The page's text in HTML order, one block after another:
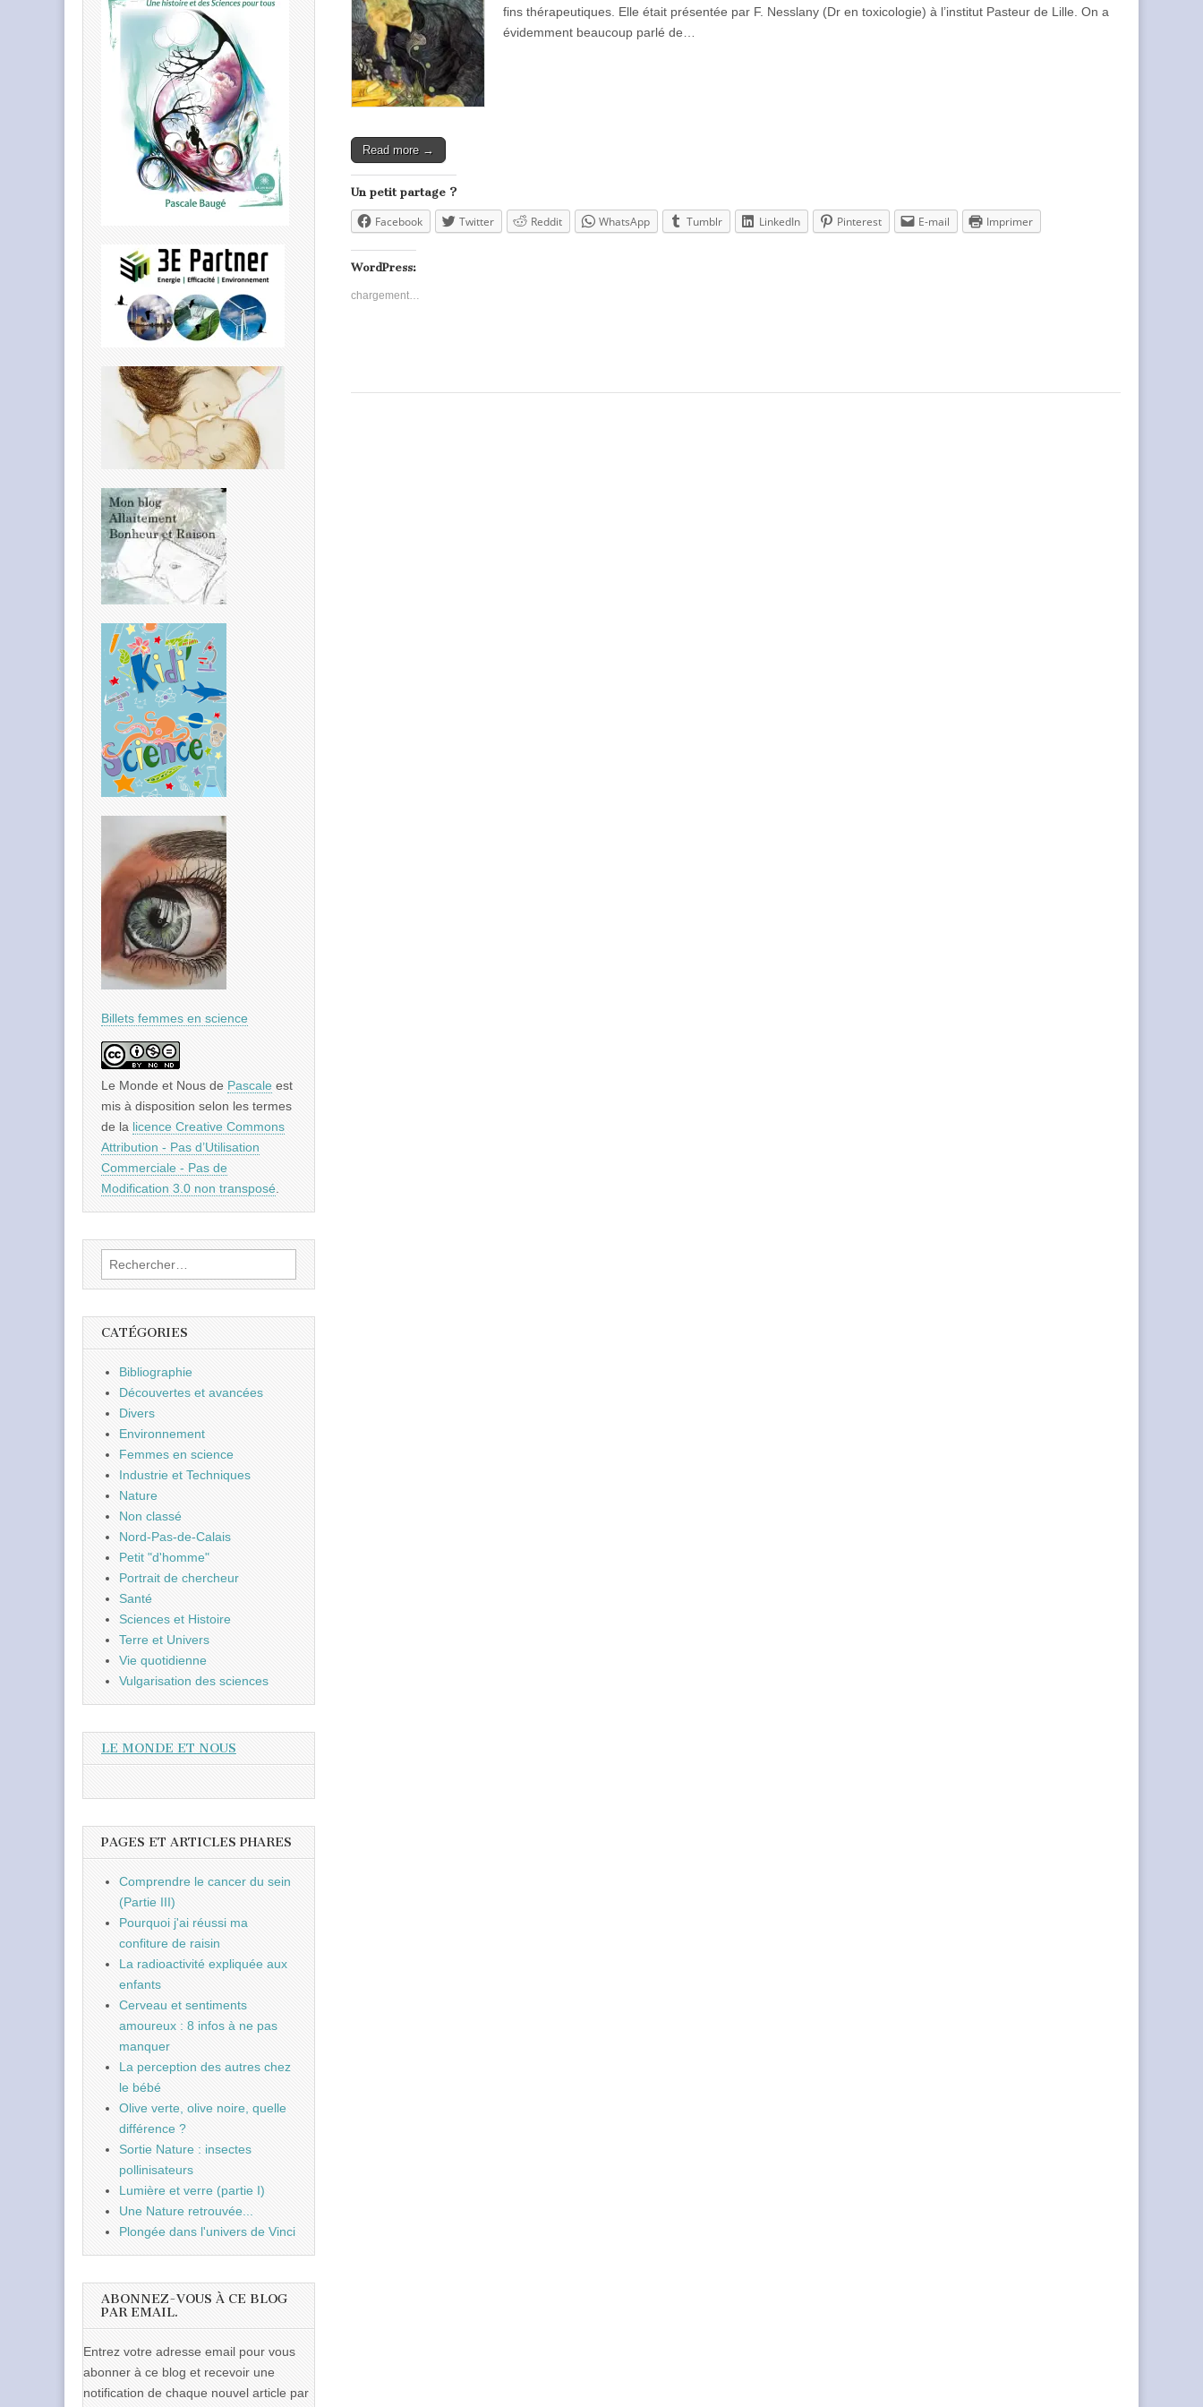
fins thérapeutiques. Elle était présentée par F. Nesslany (Dr en toxicologie) à l’institut Pasteur de Lille. On a
évidemment beaucoup parlé de…
Read more →
Un petit partage ?
Facebook Twitter Reddit WhatsApp Tumblr LinkedIn Pinterest E-mail Imprimer
WordPress:
chargement…
Billets femmes en science
Le Monde et Nous de Pascale est
mis à disposition selon les termes
de la licence Creative Commons
Attribution - Pas d’Utilisation
Commerciale - Pas de
Modification 3.0 non transposé.
Rechercher :
CATÉGORIES
Bibliographie
Découvertes et avancées
Divers
Environnement
Femmes en science
Industrie et Techniques
Nature
Non classé
Nord-Pas-de-Calais
Petit "d'homme"
Portrait de chercheur
Santé
Sciences et Histoire
Terre et Univers
Vie quotidienne
Vulgarisation des sciences
LE MONDE ET NOUS
PAGES ET ARTICLES PHARES
Comprendre le cancer du sein
(Partie III)
Pourquoi j'ai réussi ma
confiture de raisin
La radioactivité expliquée aux
enfants
Cerveau et sentiments
amoureux : 8 infos à ne pas
manquer
La perception des autres chez
le bébé
Olive verte, olive noire, quelle
différence ?
Sortie Nature : insectes
pollinisateurs
Lumière et verre (partie I)
Une Nature retrouvée...
Plongée dans l'univers de Vinci
ABONNEZ-VOUS À CE BLOG
PAR EMAIL.
Entrez votre adresse email pour vous
abonner à ce blog et recevoir une
notification de chaque nouvel article par